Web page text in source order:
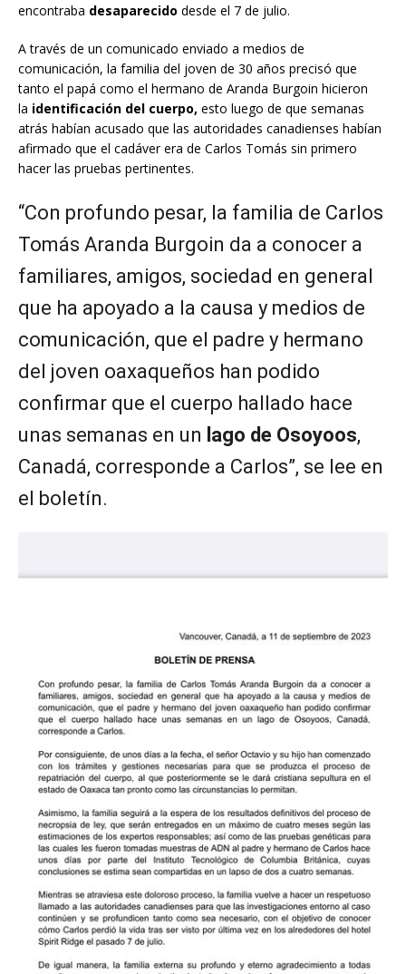
encontraba desaparecido desde el 7 de julio.
A través de un comunicado enviado a medios de
comunicación, la familia del joven de 30 años precisó que
tanto el papá como el hermano de Aranda Burgoin hicieron
la identificación del cuerpo, esto luego de que semanas
atrás habían acusado que las autoridades canadienses habían
afirmado que el cadáver era de Carlos Tomás sin primero
hacer las pruebas pertinentes.
“Con profundo pesar, la familia de Carlos
Tomás Aranda Burgoin da a conocer a
familiares, amigos, sociedad en general
que ha apoyado a la causa y medios de
comunicación, que el padre y hermano
del joven oaxaqueños han podido
confirmar que el cuerpo hallado hace
unas semanas en un lago de Osoyoos,
Canadá, corresponde a Carlos”, se lee en
el boletín.